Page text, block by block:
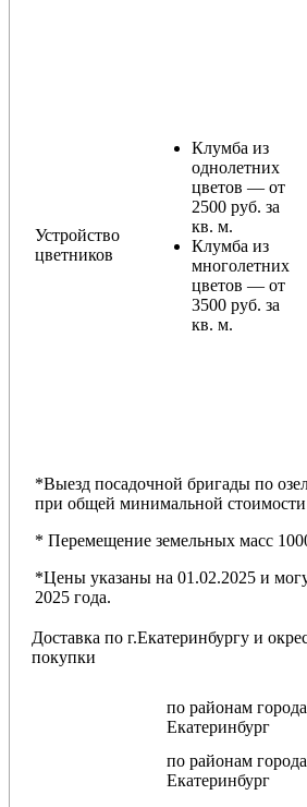
Устройство
цветников
Клумба из
однолетних
цветов — от
2500 руб. за
кв. м.
Клумба из
многолетних
цветов — от
3500 руб. за
кв. м.
*Выезд посадочной бригады по
при общей минимальной стоимости
* Перемещение земельных масс
*Цены указаны на 01.02.2025 и
2025 года.
Доставка по г.Екатеринбургу и
покупки
по районам города
Екатеринбург
по районам города
Екатеринбург